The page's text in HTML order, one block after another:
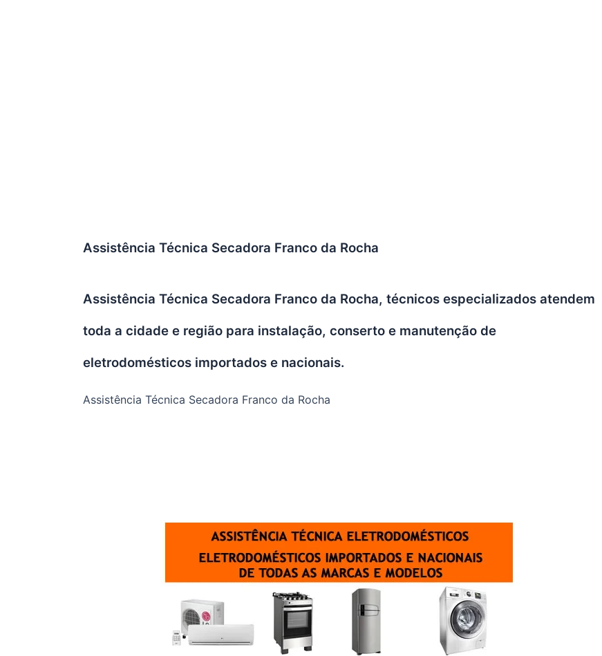
Assistência Técnica Secadora Franco da Rocha
Assistência Técnica Secadora Franco da Rocha, técnicos especializados atendem
toda a cidade e região para instalação, conserto e manutenção de
eletrodomésticos importados e nacionais.
Assistência Técnica Secadora Franco da Rocha